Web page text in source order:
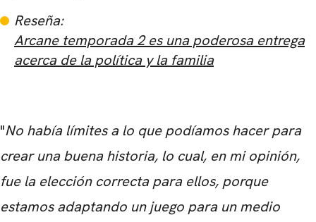
Reseña:
Arcane temporada 2 es una poderosa entrega
acerca de la política y la familia
"No había límites a lo que podíamos hacer para
crear una buena historia, lo cual, en mi opinión,
fue la elección correcta para ellos, porque
estamos adaptando un juego para un medio